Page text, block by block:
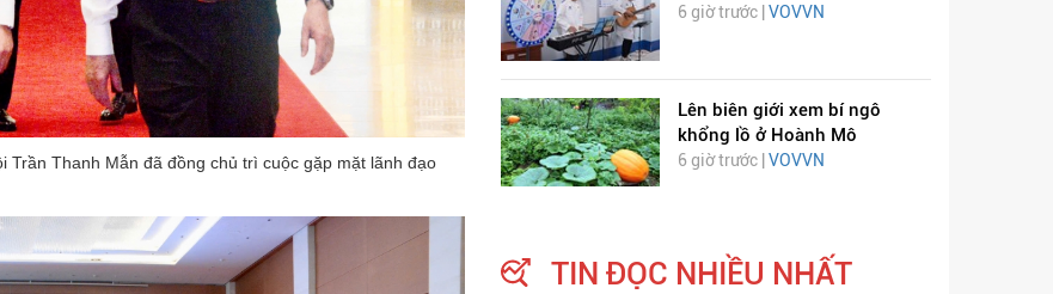
Thanh Mẫn đã đồng chủ trì cuộc gặp mặt lãnh đạo
6 giờ trước | VOVVN
Lên biên giới xem bí ngô
khổng lồ ở Hoành Mô
6 giờ trước | VOVVN
TIN ĐỌC NHIỀU NHẤT